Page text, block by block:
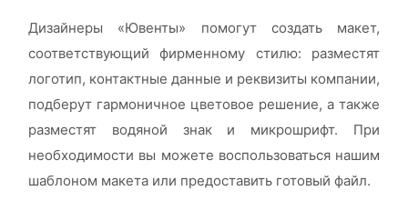
Дизайнеры «Ювенты» помогут создать макет,
соответствующий фирменному стилю: разместят
логотип, контактные данные и реквизиты компании,
подберут гармоничное цветовое решение, а также
разместят водяной знак и микрошрифт. При
необходимости вы можете воспользоваться нашим
шаблоном макета или предоставить готовый файл.